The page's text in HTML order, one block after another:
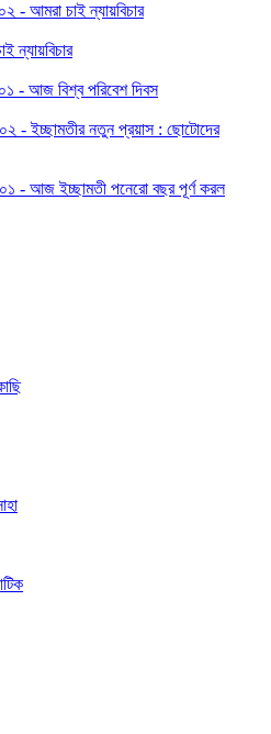
- আমরা চাই ন্যায়বিচার
ন্যায়বিচার
- আজ বিশ্ব পরিবেশ দিবস
০২ - ইচ্ছামতীর নতুন প্রয়াস : ছোটোদের
০১ - আজ ইচ্ছামতী পনেরো বছর পূর্ণ করল